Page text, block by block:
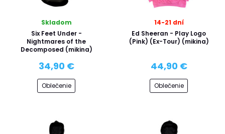
Skladom
Six Feet Under -
Nightmares of the
Decomposed (mikina)
34,90 €
Oblečenie
14-21 dní
Ed Sheeran - Play Logo
(Pink) (Ex-Tour) (mikina)
44,90 €
Oblečenie